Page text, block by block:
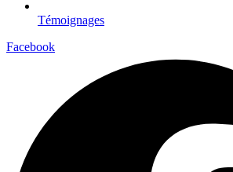
Témoignages
Facebook